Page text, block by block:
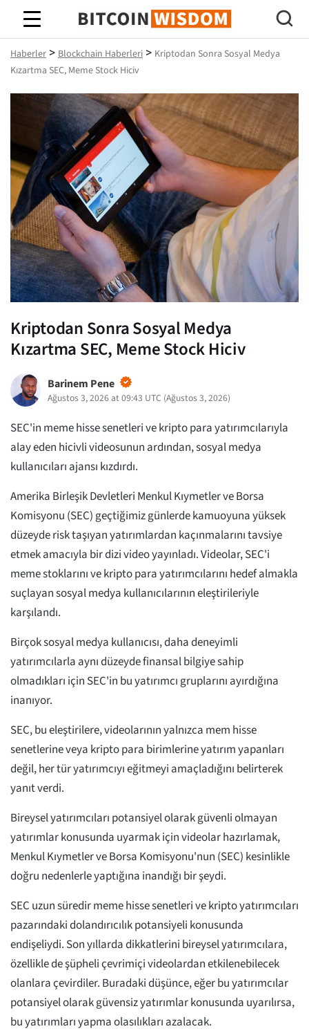
Bitcoin Bilgeliği
Haberler > Blockchain Haberleri > Kriptodan Sonra Sosyal Medya
Kızartma SEC, Meme Stock Hiciv
Kriptodan Sonra Sosyal Medya
Kızartma SEC, Meme Stock Hiciv
Barinem Pene
Ağustos 3, 2026 at 09:43 UTC (Ağustos 3, 2026)
SEC'in meme hisse senetleri ve kripto para yatırımcılarıyla
alay eden hicivli videosunun ardından, sosyal medya
kullanıcıları ajansı kızdırdı.
Amerika Birleşik Devletleri Menkul Kıymetler ve Borsa
Komisyonu (SEC) geçtiğimiz günlerde kamuoyuna yüksek
düzeyde risk taşıyan yatırımlardan kaçınmalarını tavsiye
etmek amacıyla bir dizi video yayınladı. Videolar, SEC'i
meme stoklarını ve kripto para yatırımcılarını hedef almakla
suçlayan sosyal medya kullanıcılarının eleştirileriyle
karşılandı.
Birçok sosyal medya kullanıcısı, daha deneyimli
yatırımcılarla aynı düzeyde finansal bilgiye sahip
olmadıkları için SEC'in bu yatırımcı gruplarını ayırdığına
inanıyor.
SEC, bu eleştirilere, videolarının yalnızca mem hisse
senetlerine veya kripto para birimlerine yatırım yapanları
değil, her tür yatırımcıyı eğitmeyi amaçladığını belirterek
yanıt verdi.
Bireysel yatırımcıları potansiyel olarak güvenli olmayan
yatırımlar konusunda uyarmak için videolar hazırlamak,
Menkul Kıymetler ve Borsa Komisyonu'nun (SEC) kesinlikle
doğru nedenlerle yaptığına inandığı bir şeydi.
SEC uzun süredir meme hisse senetleri ve kripto yatırımcıları
pazarındaki dolandırıcılık potansiyeli konusunda
endişeliydi. Son yıllarda dikkatlerini bireysel yatırımcılara,
özellikle de şüpheli çevrimiçi videolardan etkilenebilecek
olanlara çevirdiler. Buradaki düşünce, eğer bu yatırımcılar
potansiyel olarak güvensiz yatırımlar konusunda uyarılırsa,
bu yatırımları yapma olasılıkları azalacak.